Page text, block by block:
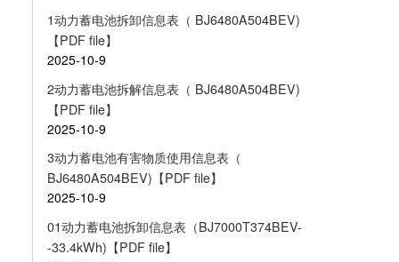
1动力蓄电池拆卸信息表（ BJ6480A504BEV)
【PDF file】
2025-10-9
2动力蓄电池拆解信息表（ BJ6480A504BEV)
【PDF file】
2025-10-9
3动力蓄电池有害物质使用信息表（
BJ6480A504BEV)【PDF file】
2025-10-9
01动力蓄电池拆卸信息表（BJ7000T374BEV-
-33.4kWh)【PDF file】